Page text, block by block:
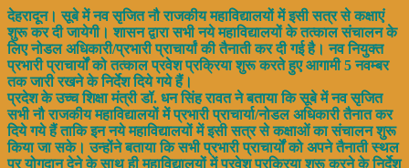
देहरादून। सूबे में नव सृजित नौ राजकीय महाविद्यालयों में इसी सत्र से कक्षाएं
शुरू कर दी जायेगी। शासन द्वारा सभी नये महाविद्यालयों के तत्काल संचालन के
लिए नोडल अधिकारी/प्रभारी प्राचार्यां की तैनाती कर दी गई है। नव नियुक्त
प्रभारी प्राचार्यों को तत्काल प्रवेश प्रक्रिया शुरू करते हुए आगामी 5 नवम्बर
तक जारी रखने के निर्देश दिये गये हैं।
प्रदेश के उच्च शिक्षा मंत्री डॉ. धन सिंह रावत ने बताया कि सूबे में नव सृजित
सभी नौ राजकीय महाविद्यालयों में प्रभारी प्राचार्या/नोडल अधिकारी तैनात कर
दिये गये हैं ताकि इन नये महाविद्यालयों में इसी सत्र से कक्षाओं का संचालन शुरू
किया जा सके। उन्होंने बताया कि सभी प्रभारी प्राचार्यों को अपने तैनाती स्थल
पर योगदान देने के साथ ही महाविद्यालयों में प्रवेश प्रक्रिया शुरू करने के निर्देश